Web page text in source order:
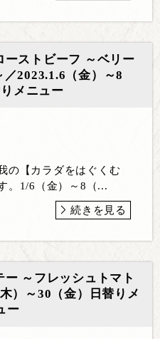
ーストビーフ ～ベリー
2023.1.6（金）～8
りメニュー
の【カラダをはぐくむ
。1/6（金）～8（...
続きを見る
～フレッシュトマト
）～30（金）日替りメ
ー